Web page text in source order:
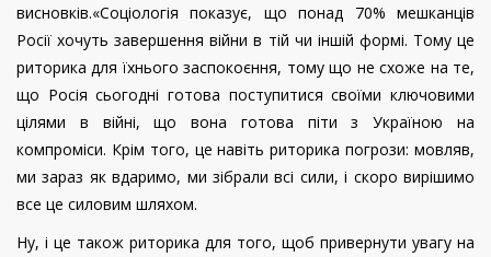
висновків.«Соціологія показує, що понад 70% мешканців
Росії хочуть завершення війни в тій чи іншій формі. Тому це
риторика для їхнього заспокоєння, тому що не схоже на те,
що Росія сьогодні готова поступитися своїми ключовими
цілями в війні, що вона готова піти з Україною на
компроміси. Крім того, це навіть риторика погрози: мовляв,
ми зараз як вдаримо, ми зібрали всі сили, і скоро вирішимо
все це силовим шляхом.
Ну, і це також риторика для того, щоб привернути увагу на